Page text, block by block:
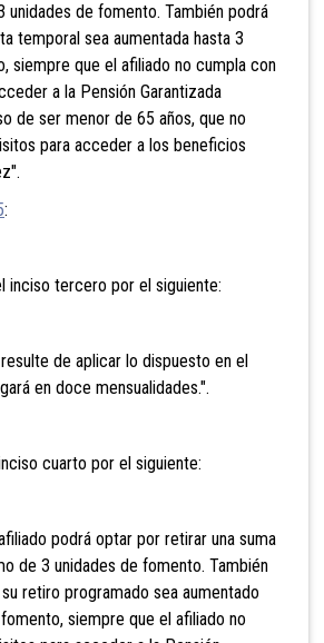
unidades de fomento. También podrá
temporal sea aumentada hasta 3
siempre que el afiliado no cumpla con
a la Pensión Garantizada
de ser menor de 65 años, que no
para acceder a los beneficios
:
inciso tercero por el siguiente:
de aplicar lo dispuesto en el
en doce mensualidades.".
cuarto por el siguiente:
podrá optar por retirar una suma
de 3 unidades de fomento. También
retiro programado sea aumentado
siempre que el afiliado no